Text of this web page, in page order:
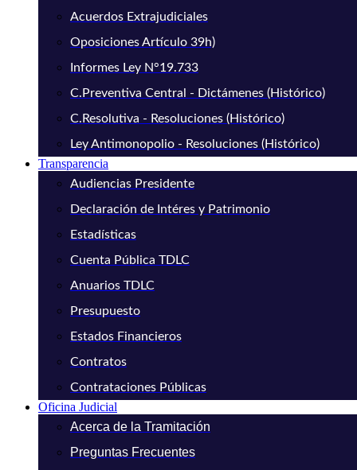
Acuerdos Extrajudiciales
Oposiciones Artículo 39h)
Informes Ley N°19.733
C.Preventiva Central - Dictámenes (Histórico)
C.Resolutiva - Resoluciones (Histórico)
Ley Antimonopolio - Resoluciones (Histórico)
Transparencia
Audiencias Presidente
Declaración de Intéres y Patrimonio
Estadísticas
Cuenta Pública TDLC
Anuarios TDLC
Presupuesto
Estados Financieros
Contratos
Contrataciones Públicas
Oficina Judicial
Acerca de la Tramitación
Preguntas Frecuentes